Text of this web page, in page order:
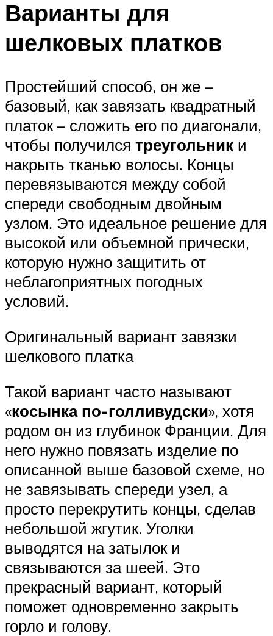
Варианты для
шелковых платков
Простейший способ, он же –
базовый, как завязать квадратный
платок – сложить его по диагонали,
чтобы получился треугольник и
накрыть тканью волосы. Концы
перевязываются между собой
спереди свободным двойным
узлом. Это идеальное решение для
высокой или объемной прически,
которую нужно защитить от
неблагоприятных погодных
условий.
Оригинальный вариант завязки
шелкового платка
Такой вариант часто называют
«косынка по-голливудски», хотя
родом он из глубинок Франции. Для
него нужно повязать изделие по
описанной выше базовой схеме, но
не завязывать спереди узел, а
просто перекрутить концы, сделав
небольшой жгутик. Уголки
выводятся на затылок и
связываются за шеей. Это
прекрасный вариант, который
поможет одновременно закрыть
горло и голову.